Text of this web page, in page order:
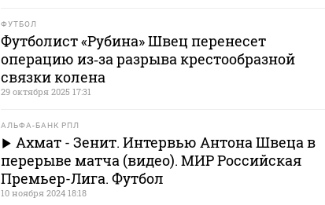
ФУТБОЛ
Футболист «Рубина» Швец перенесет
операцию из‑за разрыва крестообразной
связки колена
29 октября 2025 17:31
АЛЬФА-БАНК РПЛ
Ахмат - Зенит. Интервью Антона Швеца в
перерыве матча (видео). МИР Российская
Премьер-Лига. Футбол
10 ноября 2024 18:18